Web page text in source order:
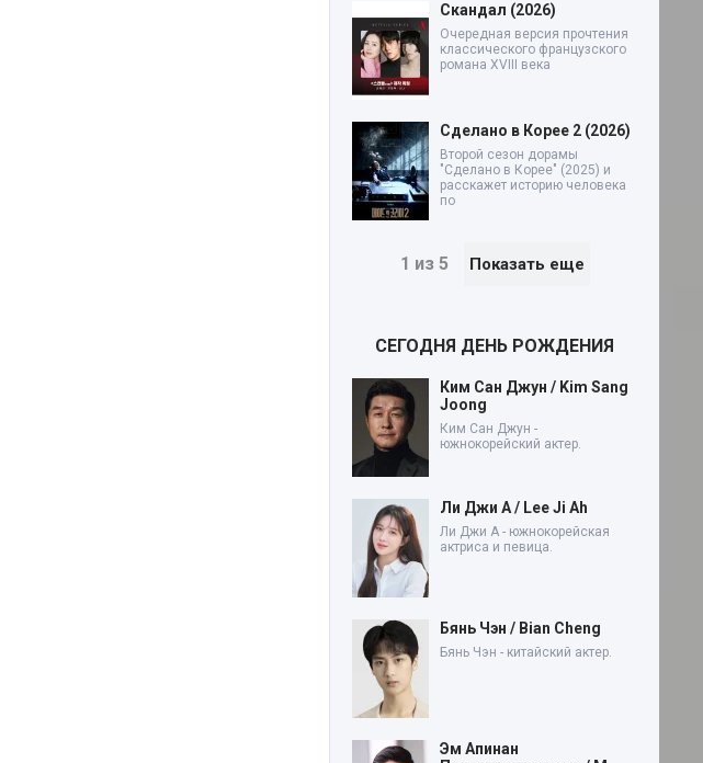
Скандал (2026)
Очередная версия прочтения
классического французского
романа XVIII века
Сделано в Корее 2 (2026)
Второй сезон дорамы
"Сделано в Корее" (2025) и
расскажет историю человека
по
1 из 5 Показать еще
СЕГОДНЯ ДЕНЬ РОЖДЕНИЯ
Ким Сан Джун / Kim Sang
Joong
Ким Сан Джун -
южнокорейский актер.
Ли Джи А / Lee Ji Ah
Ли Джи А - южнокорейская
актриса и певица.
Бянь Чэн / Bian Cheng
Бянь Чэн - китайский актер.
Эм Апинан